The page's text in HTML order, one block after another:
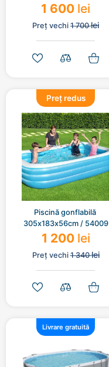
1 600 lei
Preț vechi 1 700lei
Preț redus
Piscină gonflabilă
305х183х56cm / 54009
1 200 lei
Preț vechi1 340lei
Livrare gratuită